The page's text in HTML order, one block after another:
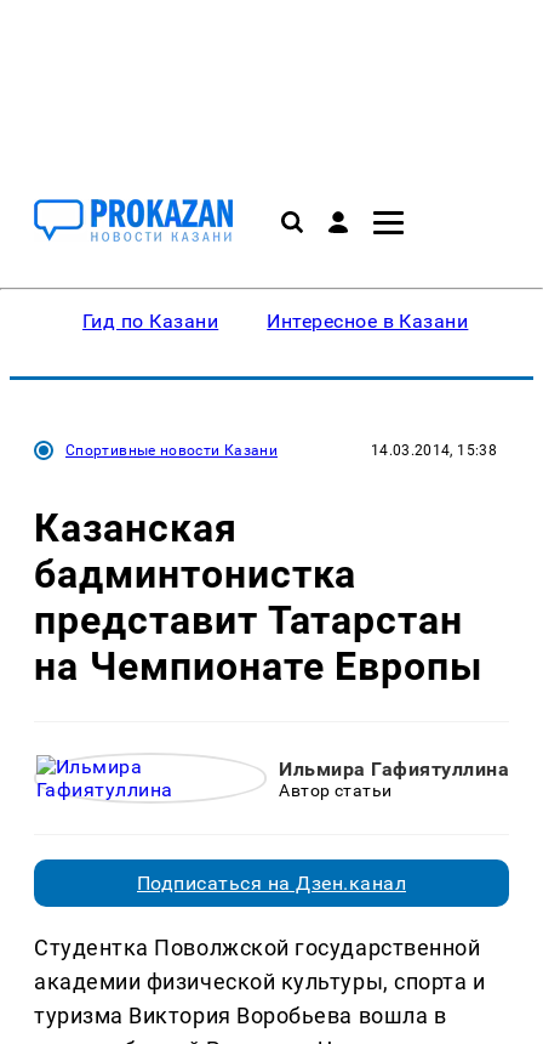
Гид по Казани Интересное в Казани
Спортивные новости Казани 14.03.2014, 15:38
Казанская
бадминтонистка
представит Татарстан
на Чемпионате Европы
Ильмира Гафиятуллина
Автор статьи
Подписаться на Дзен.канал
Студентка Поволжской государственной
академии физической культуры, спорта и
туризма Виктория Воробьева вошла в